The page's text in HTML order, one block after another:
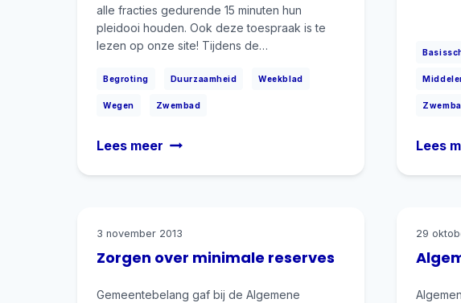
Begroting Duurzaamheid Weekblad
Wegen Zwembad
alle fracties gedurende 15 minuten hun
pleidooi houden. Ook deze toespraak is te
lezen op onze site! Tijdens de…
Lees meer Rijen
Lees
Zorgen over minimale reserves
3 november 2013
Gemeentebelang gaf bij de Algemene
29